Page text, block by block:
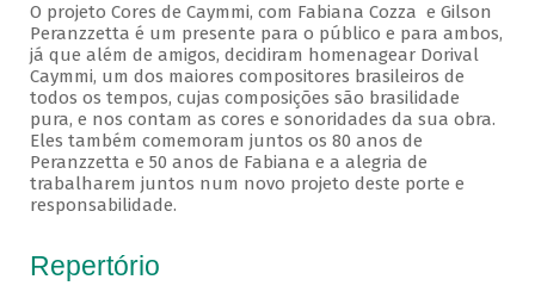
O projeto Cores de Caymmi, com Fabiana Cozza e Gilson
Peranzzetta é um presente para o público e para ambos,
já que além de amigos, decidiram homenagear Dorival
Caymmi, um dos maiores compositores brasileiros de
todos os tempos, cujas composições são brasilidade
pura, e nos contam as cores e sonoridades da sua obra.
Eles também comemoram juntos os 80 anos de
Peranzzetta e 50 anos de Fabiana e a alegria de
trabalharem juntos num novo projeto deste porte e
responsabilidade.
Repertório